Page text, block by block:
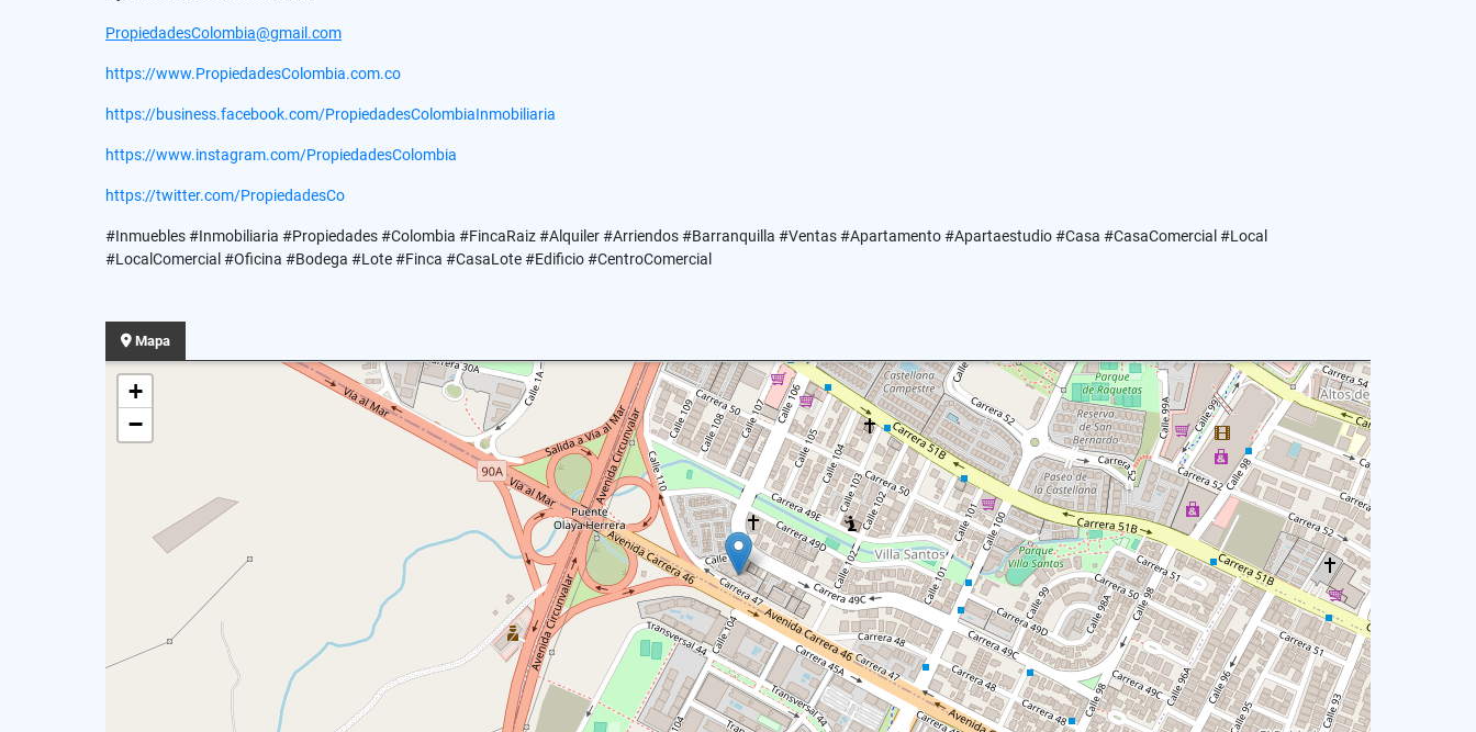
PropiedadesColombia@gmail.com
https://www.PropiedadesColombia.com.co
https://business.facebook.com/PropiedadesColombiaInmobiliaria
https://www.instagram.com/PropiedadesColombia
https://twitter.com/PropiedadesCo
#Inmuebles #Inmobiliaria #Propiedades #Colombia #FincaRaiz #Alquiler #Arriendos #Barranquilla #Ventas #Apartamento #Apartaestudio #Casa #CasaComercial #Local
#LocalComercial #Oficina #Bodega #Lote #Finca #CasaLote #Edificio #CentroComercial
Mapa
+
−